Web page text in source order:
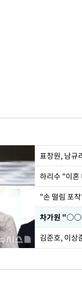
하리수 "이
"손 떨림 포
김준호, 이상